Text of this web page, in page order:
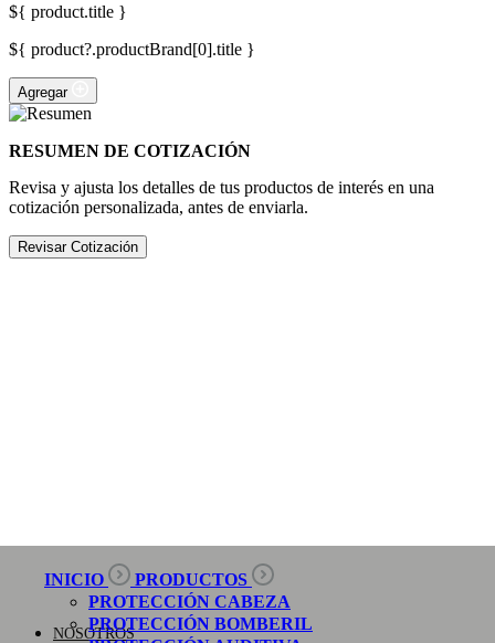
${ product.title }
${ product?.productBrand[0].title }
Agregar
RESUMEN DE COTIZACIÓN
Revisa y ajusta los detalles de tus productos de interés en una
cotización personalizada, antes de enviarla.
Revisar Cotización
INICIO
PRODUCTOS
PROTECCIÓN CABEZA
PROTECCIÓN BOMBERIL
NOSOTROS